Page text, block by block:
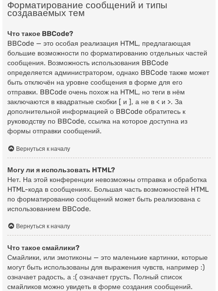
Форматирование сообщений и типы
создаваемых тем
Что такое BBCode?
BBCode — это особая реализация HTML, предлагающая
большие возможности по форматированию отдельных частей
сообщения. Возможность использования BBCode
определяется администратором, однако BBCode также может
быть отключён на уровне сообщения в форме для его
отправки. BBCode очень похож на HTML, но теги в нём
заключаются в квадратные скобки [ и ], а не в < и >. За
дополнительной информацией о BBCode обратитесь к
руководству по BBCode, ссылка на которое доступна из
формы отправки сообщений.
Вернуться к началу
Могу ли я использовать HTML?
Нет. На этой конференции невозможны отправка и обработка
HTML-кода в сообщениях. Большая часть возможностей HTML
по форматированию сообщений может быть реализована с
использованием BBCode.
Вернуться к началу
Что такое смайлики?
Смайлики, или эмотиконы — это маленькие картинки, которые
могут быть использованы для выражения чувств, например :)
означает радость, а :( означает грусть. Полный список
смайликов можно увидеть в форме создания сообщений.